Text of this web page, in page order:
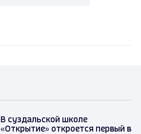
В суздальской школе
«Открытие» откроется первый в